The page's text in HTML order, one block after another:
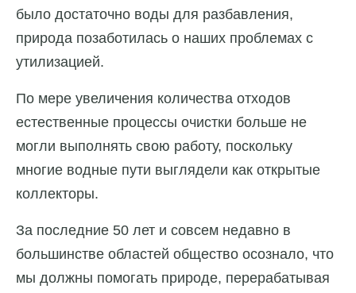
было достаточно воды для разбавления,
природа позаботилась о наших проблемах с
утилизацией.
По мере увеличения количества отходов
естественные процессы очистки больше не
могли выполнять свою работу, поскольку
многие водные пути выглядели как открытые
коллекторы.
За последние 50 лет и совсем недавно в
большинстве областей общество осознало, что
мы должны помогать природе, перерабатывая